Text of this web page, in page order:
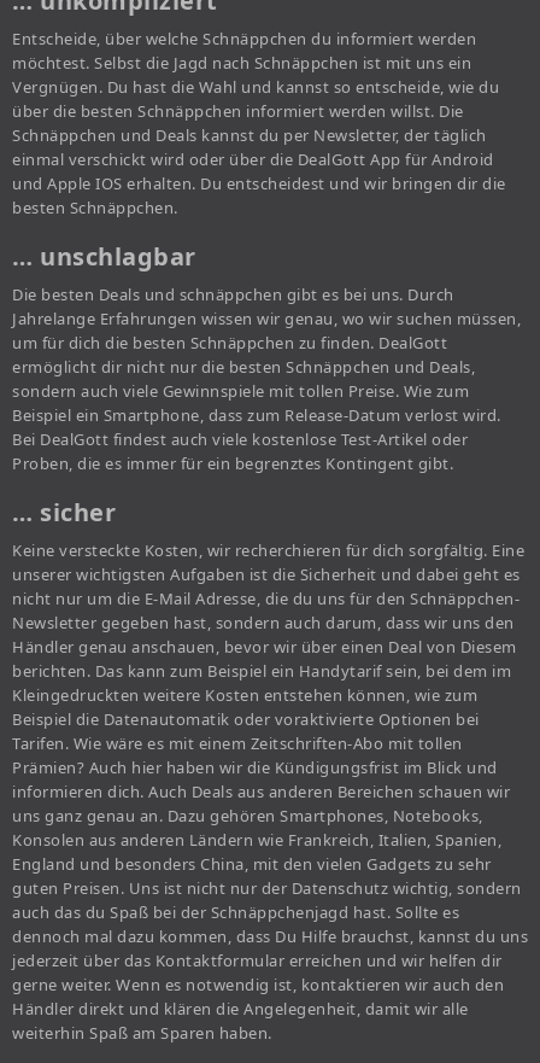
Entscheide, über welche Schnäppchen du informiert werden
möchtest. Selbst die Jagd nach Schnäppchen ist mit uns ein
Vergnügen. Du hast die Wahl und kannst so entscheide, wie du
über die besten Schnäppchen informiert werden willst. Die
Schnäppchen und Deals kannst du per Newsletter, der täglich
einmal verschickt wird oder über die DealGott App für Android
und Apple IOS erhalten. Du entscheidest und wir bringen dir die
besten Schnäppchen.
… unschlagbar
Die besten Deals und schnäppchen gibt es bei uns. Durch
Jahrelange Erfahrungen wissen wir genau, wo wir suchen müssen,
um für dich die besten Schnäppchen zu finden. DealGott
ermöglicht dir nicht nur die besten Schnäppchen und Deals,
sondern auch viele Gewinnspiele mit tollen Preise. Wie zum
Beispiel ein Smartphone, dass zum Release-Datum verlost wird.
Bei DealGott findest auch viele kostenlose Test-Artikel oder
Proben, die es immer für ein begrenztes Kontingent gibt.
… sicher
Keine versteckte Kosten, wir recherchieren für dich sorgfältig. Eine
unserer wichtigsten Aufgaben ist die Sicherheit und dabei geht es
nicht nur um die E-Mail Adresse, die du uns für den Schnäppchen-
Newsletter gegeben hast, sondern auch darum, dass wir uns den
Händler genau anschauen, bevor wir über einen Deal von Diesem
berichten. Das kann zum Beispiel ein Handytarif sein, bei dem im
Kleingedruckten weitere Kosten entstehen können, wie zum
Beispiel die Datenautomatik oder voraktivierte Optionen bei
Tarifen. Wie wäre es mit einem Zeitschriften-Abo mit tollen
Prämien? Auch hier haben wir die Kündigungsfrist im Blick und
informieren dich. Auch Deals aus anderen Bereichen schauen wir
uns ganz genau an. Dazu gehören Smartphones, Notebooks,
Konsolen aus anderen Ländern wie Frankreich, Italien, Spanien,
England und besonders China, mit den vielen Gadgets zu sehr
guten Preisen. Uns ist nicht nur der Datenschutz wichtig, sondern
auch das du Spaß bei der Schnäppchenjagd hast. Sollte es
dennoch mal dazu kommen, dass Du Hilfe brauchst, kannst du uns
jederzeit über das Kontaktformular erreichen und wir helfen dir
gerne weiter. Wenn es notwendig ist, kontaktieren wir auch den
Händler direkt und klären die Angelegenheit, damit wir alle
weiterhin Spaß am Sparen haben.